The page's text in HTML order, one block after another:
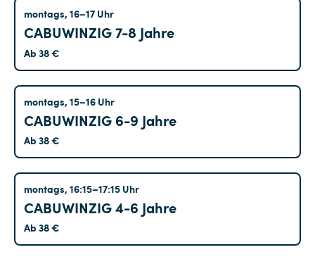
montags, 16–17 Uhr
CABUWINZIG 7-8 Jahre
Ab 38 €
montags, 15–16 Uhr
CABUWINZIG 6-9 Jahre
Ab 38 €
montags, 16:15–17:15 Uhr
CABUWINZIG 4-6 Jahre
Ab 38 €